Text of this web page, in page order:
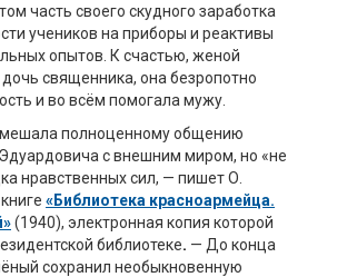
часть своего скудного заработка
учеников на приборы и реактивы
опытов. К счастью, женой
священника, она безропотно
и во всём помогала мужу.
мешала полноценному общению
с внешним миром, но «не
нравственных сил, — пишет О.
«Библиотека красноармейца.
(1940), электронная копия которой
библиотеке. — До конца
сохранил необыкновенную